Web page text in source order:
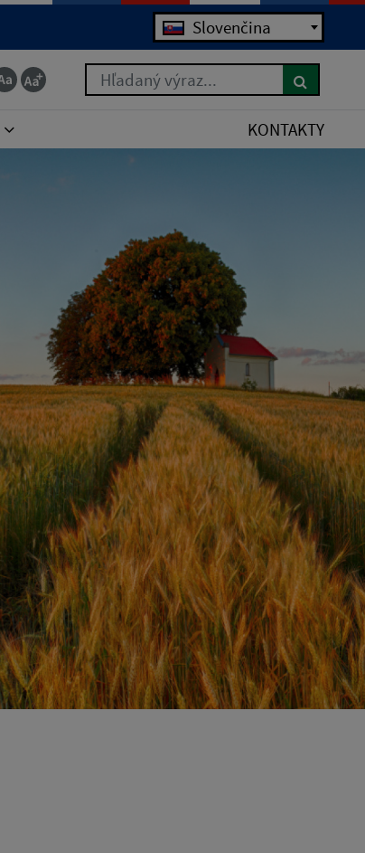
Jazyk Slovenčina
Hľadaný výraz...
KONTAKTY